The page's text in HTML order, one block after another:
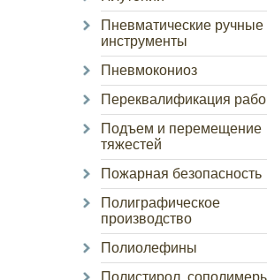
Пневматические ручные
инструменты
Пневмокониоз
Переквалификация
Подъем и перемещение
тяжестей
Пожарная безопасность
Полиграфическое
производство
Полиолефины
Полистирол,